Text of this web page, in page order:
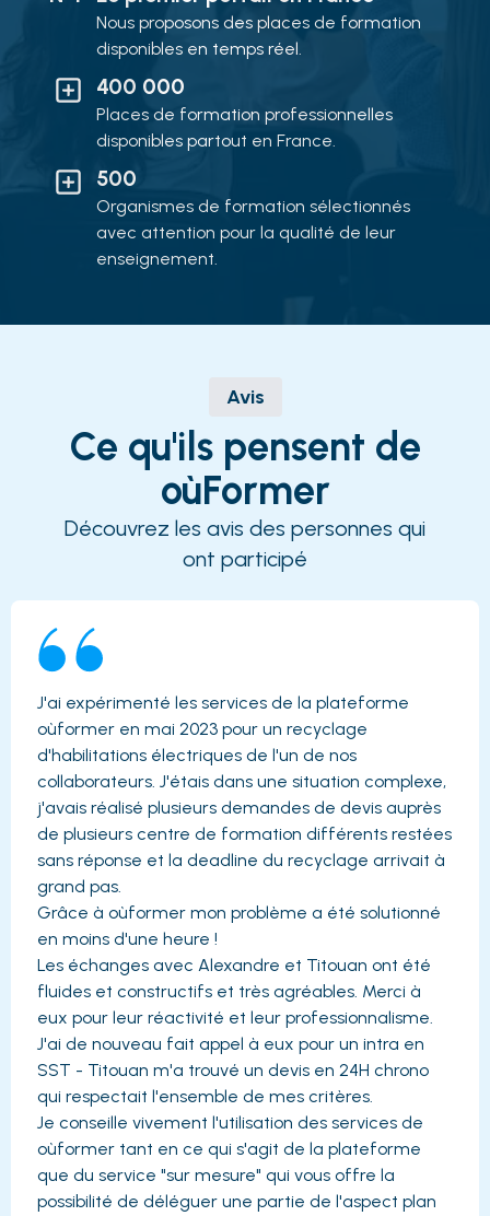
Nous proposons des places de formation
disponibles en temps réel.
400 000
Places de formation professionnelles
disponibles partout en France.
500
Organismes de formation sélectionnés
avec attention pour la qualité de leur
enseignement.
Avis
Ce qu'ils pensent de
oùFormer
Découvrez les avis des personnes qui
ont participé
J'ai expérimenté les services de la plateforme
oùformer en mai 2023 pour un recyclage
d'habilitations électriques de l'un de nos
collaborateurs. J'étais dans une situation complexe,
j'avais réalisé plusieurs demandes de devis auprès
de plusieurs centre de formation différents restées
sans réponse et la deadline du recyclage arrivait à
grand pas.
Grâce à oùformer mon problème a été solutionné
en moins d'une heure !
Les échanges avec Alexandre et Titouan ont été
fluides et constructifs et très agréables. Merci à
eux pour leur réactivité et leur professionnalisme.
J'ai de nouveau fait appel à eux pour un intra en
SST - Titouan m'a trouvé un devis en 24H chrono
qui respectait l'ensemble de mes critères.
Je conseille vivement l'utilisation des services de
oùformer tant en ce qui s'agit de la plateforme
que du service "sur mesure" qui vous offre la
possibilité de déléguer une partie de l'aspect plan